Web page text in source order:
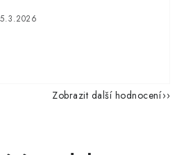
5.3.2026
Zobrazit další hodnocení